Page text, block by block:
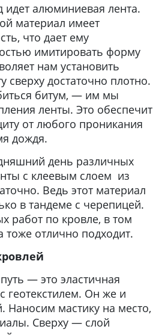
идет алюминиевая лента.
материал имеет
что дает ему
имитировать форму
нам установить
достаточно плотно.
битум, — им мы
ленты. Это обеспечит
от любого проникания
дождя.
день различных
с клеевым слоем из
Ведь этот материал
в тандеме с черепицей.
работ по кровле, в том
тоже отлично подходит.
— это эластичная
геотекстилем. Он же и
Наносим мастику на место,
Сверху — слой